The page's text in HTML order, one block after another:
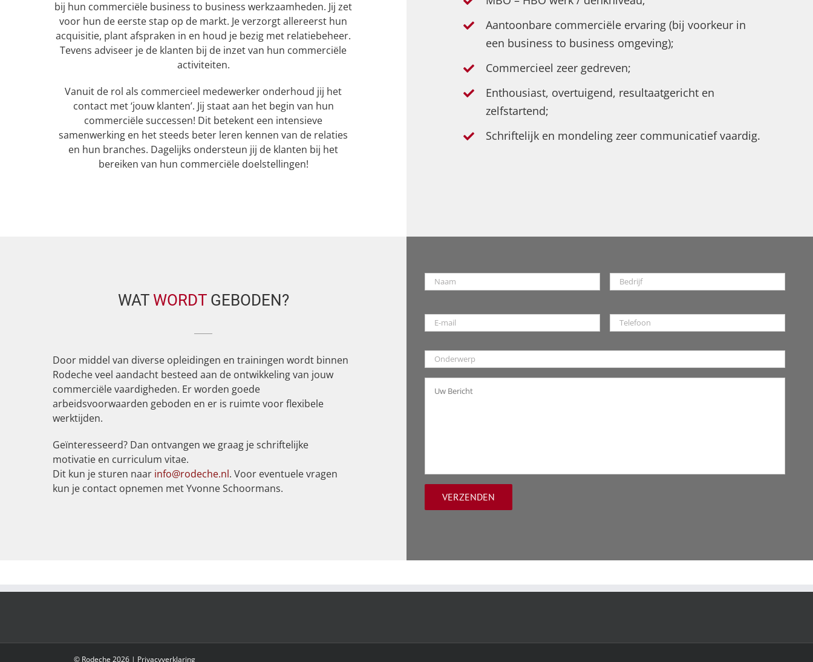
bij hun commerciële business to business werkzaamheden. Jij zet
voor hun de eerste stap op de markt. Je verzorgt allereerst hun
acquisitie, plant afspraken in en houd je bezig met relatiebeheer.
Tevens adviseer je de klanten bij de inzet van hun commerciële
activiteiten.
Vanuit de rol als commercieel medewerker onderhoud jij het
contact met ‘jouw klanten’. Jij staat aan het begin van hun
commerciële successen! Dit betekent een intensieve
samenwerking en het steeds beter leren kennen van de relaties
en hun branches. Dagelijks ondersteun jij de klanten bij het
bereiken van hun commerciële doelstellingen!
Aantoonbare commerciële ervaring (bij voorkeur in
een business to business omgeving);
Commercieel zeer gedreven;
Enthousiast, overtuigend, resultaatgericht en
zelfstartend;
Schriftelijk en mondeling zeer communicatief vaardig.
WAT WORDTGEBODEN?
Door middel van diverse opleidingen en trainingen wordt binnen
Rodeche veel aandacht besteed aan de ontwikkeling van jouw
commerciële vaardigheden. Er worden goede
arbeidsvoorwaarden geboden en er is ruimte voor flexibele
werktijden.
Geïnteresseerd? Dan ontvangen we graag je schriftelijke
motivatie en curriculum vitae.
Dit kun je sturen naar info@rodeche.nl. Voor eventuele vragen
kun je contact opnemen met Yvonne Schoormans.
Naam * Bedrijf
E-
mail *
Telefoon
Onderwerp *
Uw
Bericht
© Rodeche 2026 | Privacyverklaring